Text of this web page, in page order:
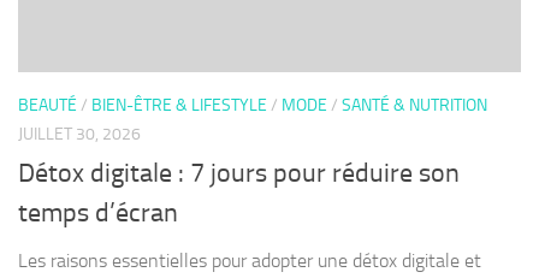
BEAUTÉ / BIEN-ÊTRE & LIFESTYLE / MODE / SANTÉ & NUTRITION
JUILLET 30, 2026
Détox digitale : 7 jours pour réduire son
temps d’écran
Les raisons essentielles pour adopter une détox digitale et